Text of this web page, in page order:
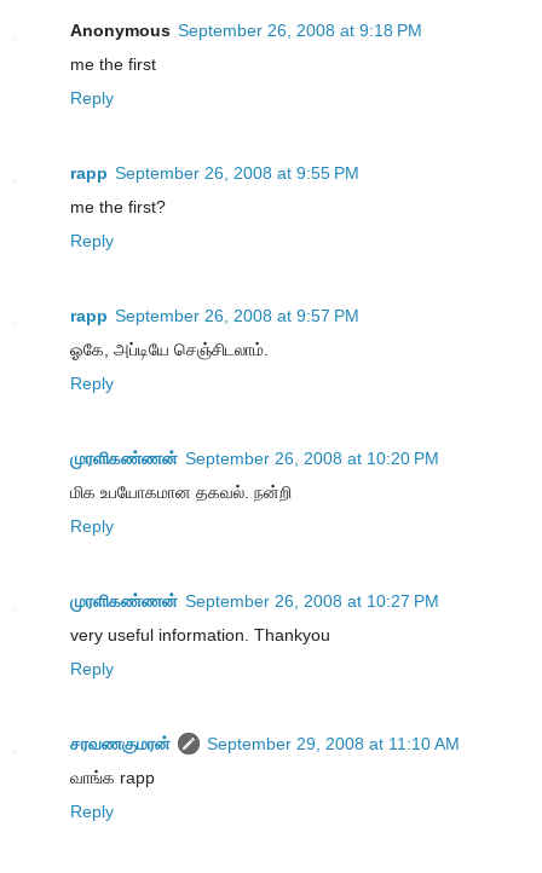
Anonymous September 26, 2008 at 9:18 PM
me the first
Reply
rapp September 26, 2008 at 9:55 PM
me the first?
Reply
rapp September 26, 2008 at 9:57 PM
ஓகே, அப்டியே செஞ்சிடலாம்.
Reply
முரளிகண்ணன் September 26, 2008 at 10:20 PM
மிக உபயோகமான தகவல். நன்றி
Reply
முரளிகண்ணன் September 26, 2008 at 10:27 PM
very useful information. Thankyou
Reply
சரவணகுமரன்
September 29, 2008 at 11:10 AM
வாங்க rapp
Reply